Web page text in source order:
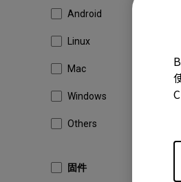
Android
Linux
Mac
Windows
Others
固件